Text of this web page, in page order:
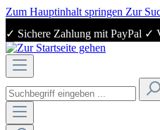
Zum Hauptinhalt springen Zur
✓ Sichere Zahlung mit PayPal ✓